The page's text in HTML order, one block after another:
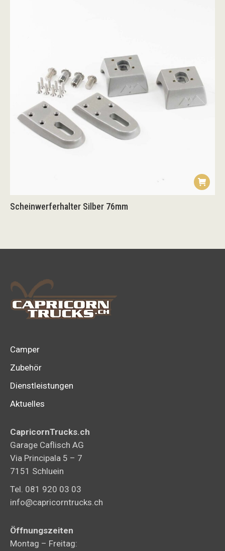
Scheinwerferhalter Silber 76mm
Camper
Zubehör
Dienstleistungen
Aktuelles
CapricornTrucks.ch
Garage Caflisch AG
Via Principala 5 – 7
7151 Schluein
Tel. 081 920 03 03
info@capricorntrucks.ch
Öffnungszeiten
Montag – Freitag: